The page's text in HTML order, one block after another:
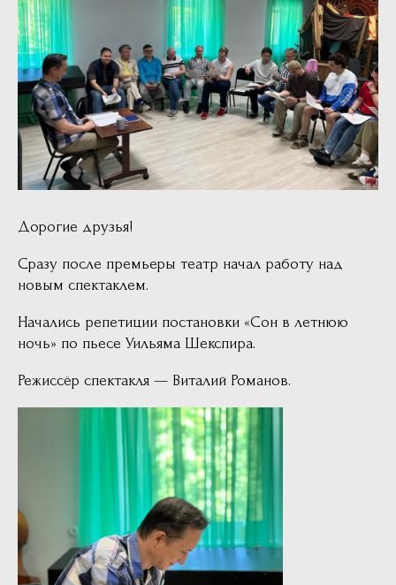
Дорогие друзья!
Сразу после премьеры театр начал работу над
новым спектаклем.
Начались репетиции постановки «Сон в летнюю
ночь» по пьесе Уильяма Шекспира.
Режиссёр спектакля — Виталий Романов.